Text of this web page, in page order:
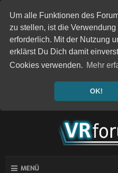
Um alle Funktionen des
zu stellen, ist die
erforderlich. Mit der Nutzung
erklärst Du Dich damit
Cookies verwenden. Mehr
OK!
MENÜ